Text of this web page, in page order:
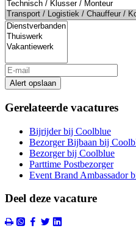
Alert opslaan
Gerelateerde vacatures
Bijrijder bij Coolblue
Bezorger Bijbaan bij
Bezorger bij Coolblue
Parttime Postbezorger
Event Brand Ambassador
Deel deze vacature